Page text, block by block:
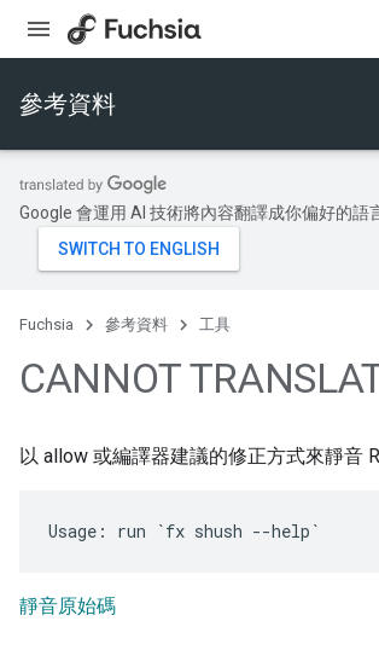
參考資料
Google 會運用 AI 技術將內容翻譯成你偏好的語
Fuchsia 參考資料 工具
CANNOT
以 allow 或編譯器建議的修正方式來靜音
靜音原始碼